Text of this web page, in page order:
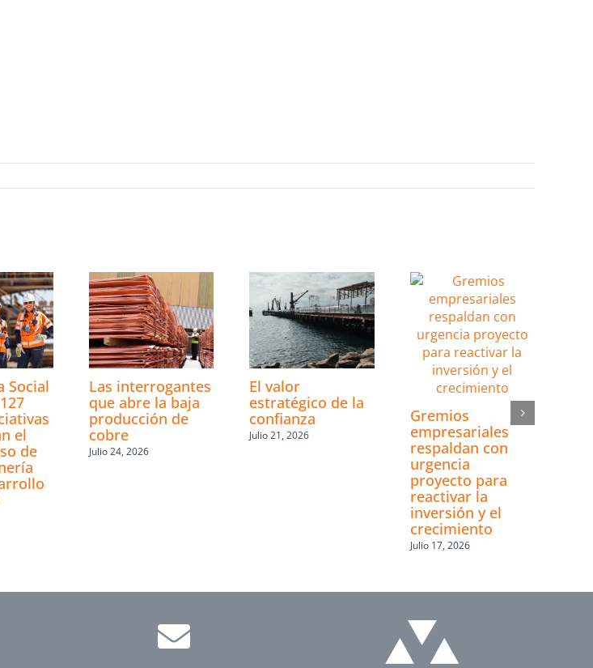
Social
el
de
Las interrogantes
que abre la baja
producción de
cobre
Julio 24, 2026
El valor
estratégico de la
confianza
Julio 21, 2026
Gremios
empresariales
respaldan con
urgencia
proyecto para
reactivar la
inversión y el
crecimiento
Julio 17, 2026